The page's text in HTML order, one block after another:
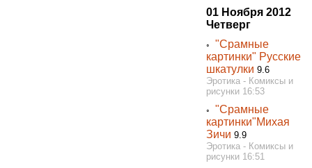
01 Ноября 2012
Четверг
◦"Срамные
картинки" Русские
шкатулки 9.6
Эротика - Комиксы и
рисунки 16:53
◦"Срамные
картинки"Михая
Зичи 9.9
Эротика - Комиксы и
рисунки 16:51